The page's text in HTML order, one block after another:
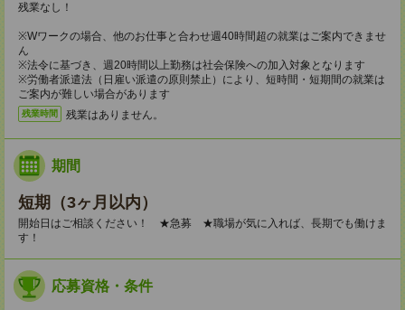
残業なし！
※Wワークの場合、他のお仕事と合わせ週40時間超の就業はご案内できませ
ん
※法令に基づき、週20時間以上勤務は社会保険への加入対象となります
※労働者派遣法（日雇い派遣の原則禁止）により、短時間・短期間の就業は
ご案内が難しい場合があります
残業時間 残業はありません。
期間
短期（3ヶ月以内）
開始日はご相談ください！ ★急募 ★職場が気に入れば、長期でも働けま
す！
応募資格・条件